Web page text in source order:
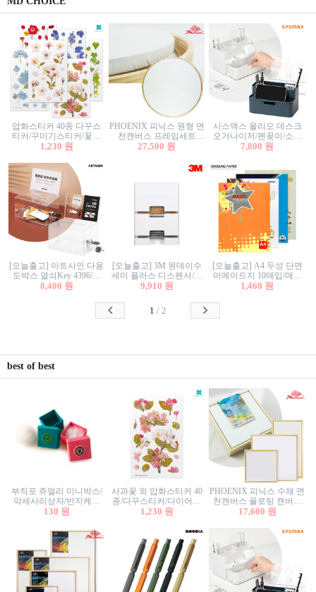
압화스티커 40종 다꾸스
티커/꾸미기스티커/꽃스
티커/압화꽃책갈피/팬시
1,230 원
PHOENIX 피닉스 원형 면
천캔버스 프레임세트
30cm/원형캔버스/플로팅
27,500 원
시스맥스 올리오 데스크
오거나이저/펜꽂이/소품
꽂이/소품함/정리함/수납
7,800 원
[오늘출고] 아트사인 다용
도박스 열쇠Key 4396/투
표함/건의함/모금함/응모
8,400 원
[오늘출고] 3M 원데이수
세미 플러스 디스펜서/소
프트수세미5매+강력수세
9,910 원
[오늘출고] A4 두성 단면
머메이드지 10매입/매직
터치/색지/색상지/색복사
칼라색지/고급복사지
1,460 원
1 / 2
best of best
부직포 쥬얼리 미니박스/
악세사리상자/반지케이
스/반지상자/귀걸이상자/
130 원
사과꽃 외 압화스티커 40
종/다꾸스티커/다이어리
꾸미기/꽃스티커/자연물
1,230 원
PHOENIX 피닉스 수채 면
천캔버스 플로팅 캔버스
프레임세트 30x30cm/액자
17,600 원